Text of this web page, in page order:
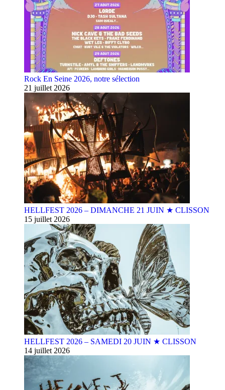
Rock En Seine 2026, notre sélection
21 juillet 2026
HELLFEST 2026 – DIMANCHE 21 JUIN ★ CLISSON
15 juillet 2026
HELLFEST 2026 – SAMEDI 20 JUIN ★ CLISSON
14 juillet 2026